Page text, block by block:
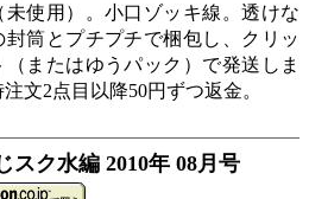
未使用）。小口ゾッキ線。透けな
封筒とプチプチで梱包し、クリッ
（またはゆうパック）で発送しま
文2点目以降50円ずつ返金。
スク水編 2010年 08月号